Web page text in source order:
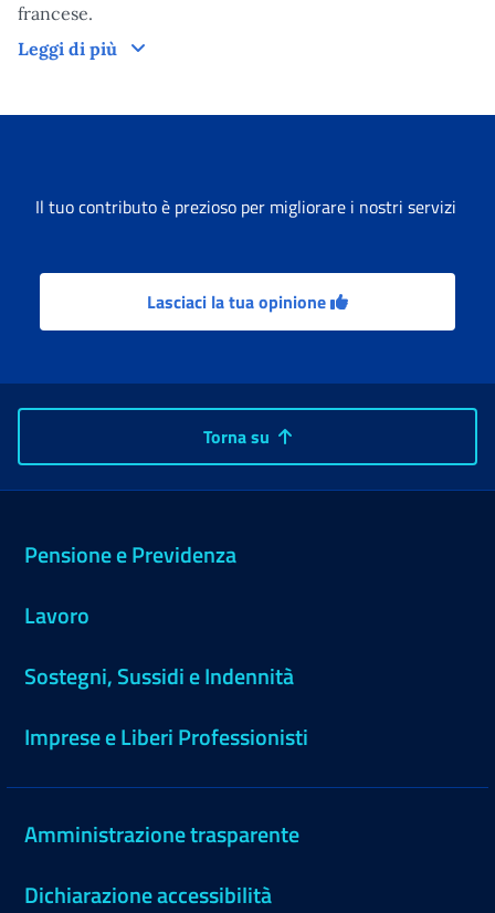
francese.
Leggi di più
La domanda
Il tuo contributo è prezioso per migliorare i nostri servizi
Lasciaci la tua opinione
Torna su
Pensione e Previdenza
Lavoro
Sostegni, Sussidi e Indennità
Imprese e Liberi Professionisti
Amministrazione trasparente
Dichiarazione accessibilità